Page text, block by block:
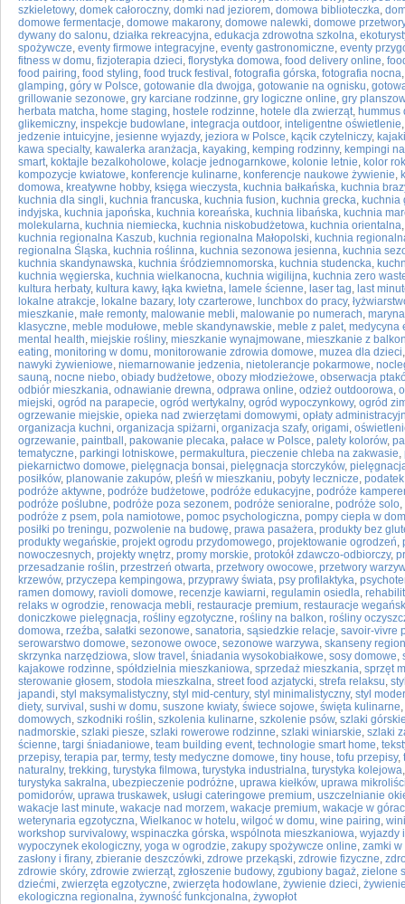
szkieletowy, domek całoroczny, domki nad jeziorem, domowa biblioteczka,
domowe fermentacje, domowe makarony, domowe nalewki, domowe przetwory
dywany do salonu, działka rekreacyjna, edukacja zdrowotna szkolna,
spożywcze, eventy firmowe integracyjne, eventy gastronomiczne, eventy
fitness w domu, fizjoterapia dzieci, florystyka domowa, food delivery online,
food pairing, food styling, food truck festival , fotografia górska, fotografia nocna
glamping, góry w Polsce, gotowanie dla dwojga, gotowanie na ognisku,
grillowanie sezonowe, gry karciane rodzinne, gry logiczne online, gry
herbata matcha, home staging, hostele rodzinne, hotele dla zwierząt, hummus
glikemiczny, inspekcje budowlane, integracja outdoor, inteligentne oświetlenie
jedzenie intuicyjne, jesienne wyjazdy, jeziora w Polsce, kącik czytelniczy,
kawa specialty, kawalerka aranżacja, kayaking, kemping rodzinny, kempingi
smart, koktajle bezalkoholowe, kolacje jednogarnkowe, kolonie letnie, kolor
kompozycje kwiatowe, konferencje kulinarne, konferencje naukowe żywienie,
domowa, kreatywne hobby, księga wieczysta, kuchnia bałkańska, kuchnia
kuchnia dla singli, kuchnia francuska, kuchnia fusion, kuchnia grecka, kuchnia
indyjska, kuchnia japońska, kuchnia koreańska, kuchnia libańska, kuchnia
molekularna, kuchnia niemiecka, kuchnia niskobudżetowa, kuchnia orientalna
kuchnia regionalna Kaszub, kuchnia regionalna Małopolski, kuchnia
regionalna Śląska, kuchnia roślinna, kuchnia sezonowa jesienna, kuchnia
kuchnia skandynawska, kuchnia śródziemnomorska, kuchnia studencka,
kuchnia węgierska, kuchnia wielkanocna, kuchnia wigilijna, kuchnia zero
kultura herbaty, kultura kawy, łąka kwietna, lamele ścienne, laser tag, last
lokalne atrakcje, lokalne bazary, loty czarterowe, lunchbox do pracy,
mieszkanie, małe remonty, malowanie mebli, malowanie po numerach,
klasyczne, meble modułowe, meble skandynawskie, meble z palet, medycyna
mental health, miejskie rośliny, mieszkanie wynajmowane, mieszkanie z
eating, monitoring w domu, monitorowanie zdrowia domowe, muzea dla dzieci
nawyki żywieniowe, niemarnowanie jedzenia, nietolerancje pokarmowe,
sauną, nocne niebo, obiady budżetowe, obozy młodzieżowe, obserwacja
odbiór mieszkania, odnawianie drewna, odprawa online, odzież outdoorowa,
miejski, ogród na parapecie, ogród wertykalny, ogród wypoczynkowy, ogród
ogrzewanie miejskie, opieka nad zwierzętami domowymi, opłaty
organizacja kuchni, organizacja spiżarni, organizacja szafy, origami,
ogrzewanie, paintball , pakowanie plecaka, pałace w Polsce, palety kolorów,
tematyczne, parkingi lotniskowe, permakultura, pieczenie chleba na zakwasie,
piekarnictwo domowe, pielęgnacja bonsai, pielęgnacja storczyków,
posiłków, planowanie zakupów, pleśń w mieszkaniu, pobyty lecznicze,
podróże aktywne, podróże budżetowe, podróże edukacyjne, podróże
podróże poślubne, podróże poza sezonem, podróże senioralne, podróże solo,
podróże z psem, pola namiotowe, pomoc psychologiczna, pompy ciepła w
posiłki po treningu, pozwolenie na budowę, prawa pasażera, produkty bez
produkty wegańskie, projekt ogrodu przydomowego, projektowanie ogrodzeń,
nowoczesnych, projekty wnętrz, promy morskie, protokół zdawczo-odbiorczy,
przesadzanie roślin, przestrzeń otwarta, przetwory owocowe, przetwory
krzewów, przyczepa kempingowa, przyprawy świata, psy profilaktyka,
ramen domowy, ravioli domowe, recenzje kawiarni, regulamin osiedla,
relaks w ogrodzie, renowacja mebli, restauracje premium, restauracje
doniczkowe pielęgnacja, rośliny egzotyczne, rośliny na balkon, rośliny
domowa, rzeźba, sałatki sezonowe, sanatoria, sąsiedzkie relacje, savoir-vivre
serowarstwo domowe, sezonowe owoce, sezonowe warzywa, skanseny
skrzynka narzędziowa, slow travel , śniadania wysokobiałkowe, sosy domowe,
kajakowe rodzinne, spółdzielnia mieszkaniowa, sprzedaż mieszkania, sprzęt
sterowanie głosem, stodoła mieszkalna, street food azjatycki, strefa relaksu,
japandi, styl maksymalistyczny, styl mid-century, styl minimalistyczny, styl
diety, survival , sushi w domu, suszone kwiaty, świece sojowe, święta kulinarne,
domowych, szkodniki roślin, szkolenia kulinarne, szkolenie psów, szlaki
nadmorskie, szlaki piesze, szlaki rowerowe rodzinne, szlaki winiarskie, szlaki
ścienne, targi śniadaniowe, team building event, technologie smart home,
przepisy, terapia par, termy, testy medyczne domowe, tiny house, tofu przepisy,
naturalny, trekking, turystyka filmowa, turystyka industrialna, turystyka kolejowa
turystyka sakralna, ubezpieczenie podróżne, uprawa kiełków, uprawa
pomidorów, uprawa truskawek, usługi cateringowe premium, uszczelnianie
wakacje last minute, wakacje nad morzem, wakacje premium, wakacje w
weterynaria egzotyczna, Wielkanoc w hotelu, wilgoć w domu, wine pairing,
workshop survivalowy, wspinaczka górska, wspólnota mieszkaniowa, wyjazdy
wypoczynek ekologiczny, yoga w ogrodzie, zakupy spożywcze online, zamki w
zasłony i firany, zbieranie deszczówki, zdrowe przekąski, zdrowie fizyczne,
zdrowie skóry, zdrowie zwierząt, zgłoszenie budowy, zgubiony bagaż, zielone
dziećmi, zwierzęta egzotyczne, zwierzęta hodowlane, żywienie dzieci,
ekologiczna regionalna, żywność funkcjonalna, żywopłot